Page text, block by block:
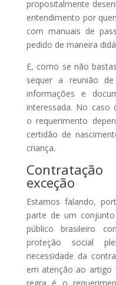
propositalmente
entendimento por
com manuais de
pedido de maneira
E, como se não
sequer a reunião
informações e
interessada. No caso
o requerimento
certidão de
criança.
exceção
Estamos falando,
parte de um
público brasileiro
proteção social
necessidade da
em atenção ao artigo